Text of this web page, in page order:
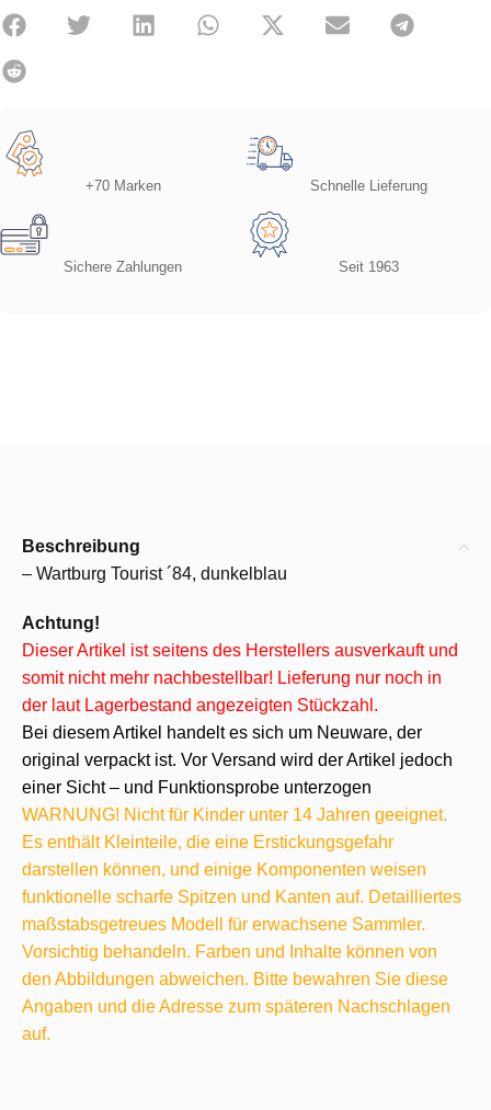
+70 Marken Schnelle Lieferung
Sichere Zahlungen Seit 1963
Beschreibung
– Wartburg Tourist ´84, dunkelblau
Achtung!
Dieser Artikel ist seitens des Herstellers ausverkauft und
somit nicht mehr nachbestellbar! Lieferung nur noch in
der laut Lagerbestand angezeigten Stückzahl.
Bei diesem Artikel handelt es sich um Neuware, der
original verpackt ist. Vor Versand wird der Artikel jedoch
einer Sicht – und Funktionsprobe unterzogen
WARNUNG! Nicht für Kinder unter 14 Jahren geeignet.
Es enthält Kleinteile, die eine Erstickungsgefahr
darstellen können, und einige Komponenten weisen
funktionelle scharfe Spitzen und Kanten auf. Detailliertes
maßstabsgetreues Modell für erwachsene Sammler.
Vorsichtig behandeln. Farben und Inhalte können von
den Abbildungen abweichen. Bitte bewahren Sie diese
Angaben und die Adresse zum späteren Nachschlagen
auf.